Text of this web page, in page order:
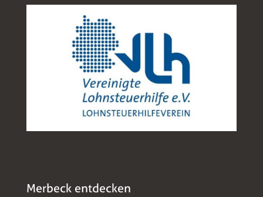
Merbeck entdecken